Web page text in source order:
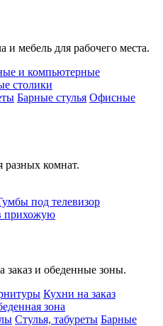
и мебель для рабочего места.
и компьютерные
столики
Барные стулья Офисные
комнат.
под телевизор
прихожую
и обеденные зоны.
Кухни на заказ
зона
Стулья, табуреты Барные